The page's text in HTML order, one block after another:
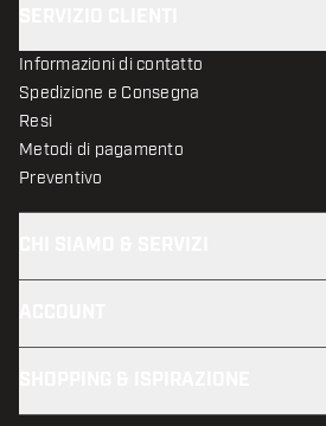
Informazioni di contatto
Spedizione e Consegna
Resi
Metodi di pagamento
Preventivo